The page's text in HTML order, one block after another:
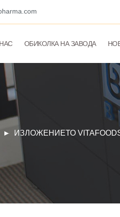
ОБИКОЛКА НА ЗАВОДА
ИЗЛОЖЕНИЕТО